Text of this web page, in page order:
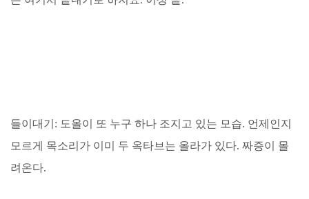
들이대기: 도올이 또 누구 하나 조지고 있는 모습. 언제인지
모르게 목소리가 이미 두 옥타브는 올라가 있다. 짜증이 몰
려온다.